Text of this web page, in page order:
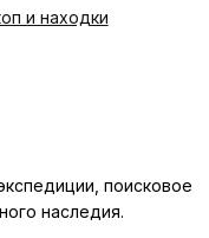
и находки
поисковое
наследия.